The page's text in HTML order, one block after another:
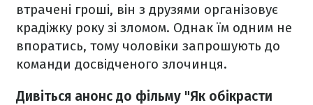
втрачені гроші, він з друзями організовує
крадіжку року зі зломом. Однак їм одним не
впоратись, тому чоловіки запрошують до
команди досвідченого злочинця.
Дивіться анонс до фільму "Як обікрасти